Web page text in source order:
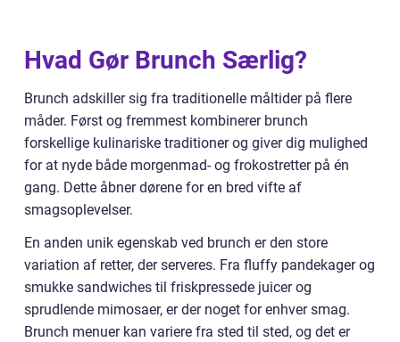
Hvad Gør Brunch Særlig?
Brunch adskiller sig fra traditionelle måltider på flere
måder. Først og fremmest kombinerer brunch
forskellige kulinariske traditioner og giver dig mulighed
for at nyde både morgenmad- og frokostretter på én
gang. Dette åbner dørene for en bred vifte af
smagsoplevelser.
En anden unik egenskab ved brunch er den store
variation af retter, der serveres. Fra fluffy pandekager og
smukke sandwiches til friskpressede juicer og
sprudlende mimosaer, er der noget for enhver smag.
Brunch menuer kan variere fra sted til sted, og det er